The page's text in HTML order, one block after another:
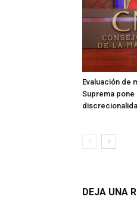
Evaluación de
Suprema pone
DEJA UNA